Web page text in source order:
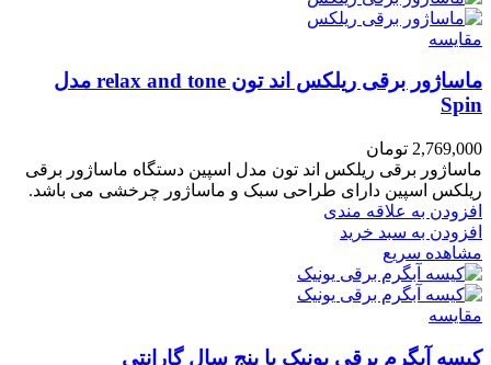
مقایسه
ماساژور برقی ریلکس اند تون relax and tone مدل
Spin
2,769,000 تومان
ماساژور برقی ریلکس اند تون مدل اسپین دستگاه ماساژور برقی
ریلکس اسپین دارای طراحی سبک و ماساژور چرخشی می باشد.
افزودن به علاقه مندی
افزودن به سبد خرید
مشاهده سریع
مقایسه
کیسه آبگرم برقی یونیک با پنج سال گارانتی